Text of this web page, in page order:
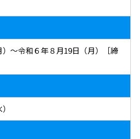
～令和６年８月19日（月）［締